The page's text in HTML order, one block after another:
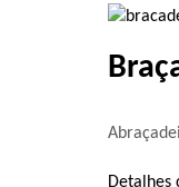
Detalhes